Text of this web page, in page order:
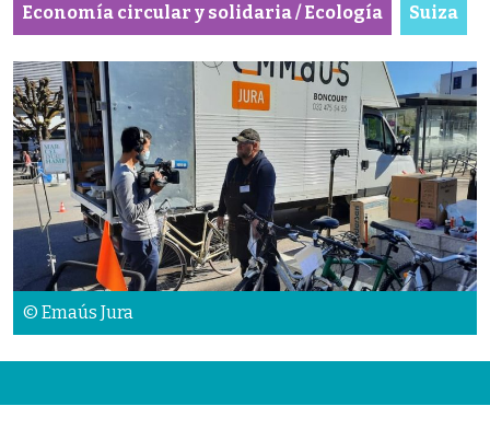
Economía circular y solidaria / Ecología Suiza
© Emaús Jura